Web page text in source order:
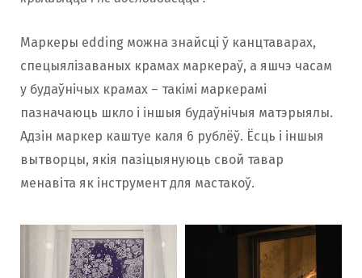
Маркеры edding можна знайсці ў канцтаварах,
спецыялізаваных крамах маркераў, а яшчэ часам
у будаўнічых крамах – такімі маркерамі
пазначаюць шкло і іншыя будаўнічыя матэрыялы.
Адзін маркер каштуе каля 6 рублёў. Ёсць і іншыя
вытворцы, якія пазіцыянуюць свой тавар
менавіта як інструмент для мастакоў.